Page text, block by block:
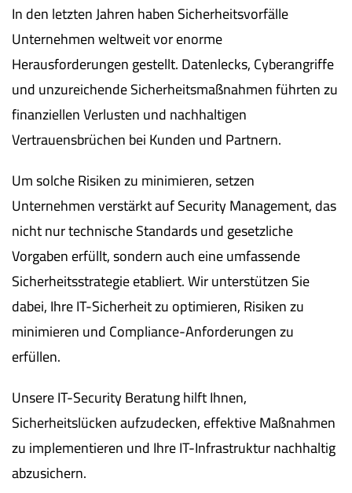
In den letzten Jahren haben Sicherheitsvorfälle
Unternehmen weltweit vor enorme
Herausforderungen gestellt. Datenlecks, Cyberangriffe
und unzureichende Sicherheitsmaßnahmen führten zu
finanziellen Verlusten und nachhaltigen
Vertrauensbrüchen bei Kunden und Partnern.
Um solche Risiken zu minimieren, setzen
Unternehmen verstärkt auf Security Management, das
nicht nur technische Standards und gesetzliche
Vorgaben erfüllt, sondern auch eine umfassende
Sicherheitsstrategie etabliert. Wir unterstützen Sie
dabei, Ihre IT-Sicherheit zu optimieren, Risiken zu
minimieren und Compliance-Anforderungen zu
erfüllen.
Unsere IT-Security Beratung hilft Ihnen,
Sicherheitslücken aufzudecken, effektive Maßnahmen
zu implementieren und Ihre IT-Infrastruktur nachhaltig
abzusichern.